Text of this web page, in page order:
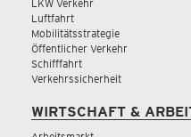
LKW Verkehr
Luftfahrt
Mobilitätsstrategie
Öffentlicher Verkehr
Schifffahrt
Verkehrssicherheit
WIRTSCHAFT &